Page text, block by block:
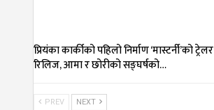
प्रियंका कार्कीको पहिलो निर्माण ‘मास्टर्नी’को ट्रेलर
रिलिज, आमा र छोरीको सङ्घर्षको…
PREV NEXT